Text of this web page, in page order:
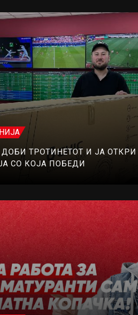
ТРОТИНЕТОТ И ЈА ОТКРИ
СО КОЈА ПОБЕДИ